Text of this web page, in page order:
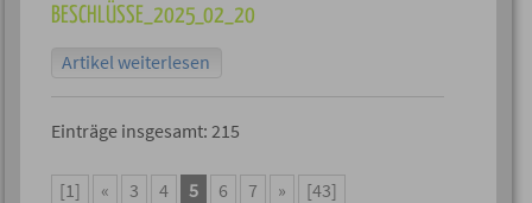
BESCHLÜSSE_2025_02_20
Artikel weiterlesen
Einträge insgesamt: 215
[1] « 3 4 5 6 7 » [43]